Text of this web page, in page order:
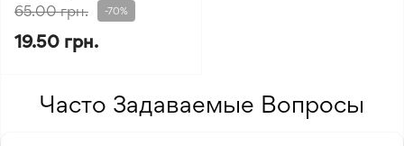
65.00 грн. -70%
19.50 грн.
Часто Задаваемые Вопросы